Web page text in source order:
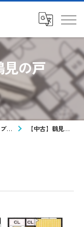
の戸
ブログ 【中古】鶴見区鶴見の戸建